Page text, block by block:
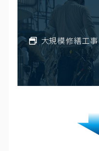
大規模修繕工事